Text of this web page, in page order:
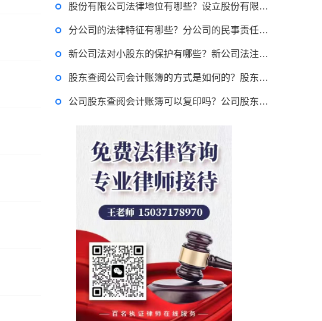
股份有限公司法律地位有哪些？设立股份有限公司的法律意见书
分公司的法律特征有哪些？分公司的民事责任由谁承担？
新公司法对小股东的保护有哪些？新公司法注册资本认缴期限是多久？
股东查阅公司会计账簿的方式是如何的？股东查阅账簿正当目的怎么认定？
公司股东查阅会计账簿可以复印吗？公司股东会计账簿查阅权的行使程序及方式有哪些？